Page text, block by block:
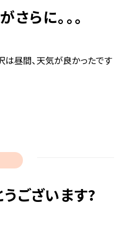
らに。。。
は昼間、天気が良かったです
ございます?